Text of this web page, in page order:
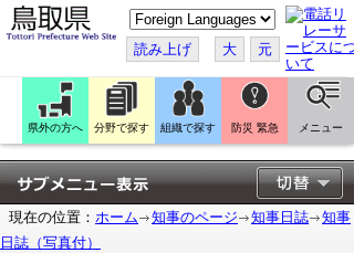
こ
の
ペ
ー
ジ
翻
訳
す
る
読み上げ 大 元
県外の方へ 分野で探す 組織で探す 防災 緊急 メニュー
現在の位置： ホーム 知事のページ 知事日誌
知事
日誌（写真付）